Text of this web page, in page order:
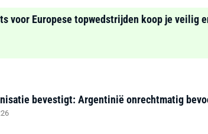
voor Europese topwedstrijden koop je veilig
bevestigt: Argentinië onrechtmatig